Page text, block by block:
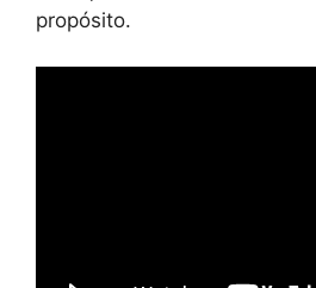
propósito.